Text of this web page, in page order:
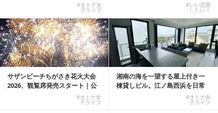
#オトナ女
子ライフ
#いい恋愛
したい！
サザンビーチちがさき花火大会
2026、観覧席発売スタート｜公
#オトナ女
子ライフ
湘南の海を一望する屋上付き一
棟貸しビル。江ノ島西浜を日常
#オトナ女
子ライフ